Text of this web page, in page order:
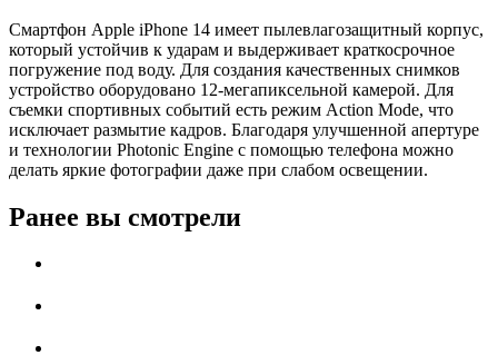
Смартфон Apple iPhone 14 имеет пылевлагозащитный корпус,
который устойчив к ударам и выдерживает краткосрочное
погружение под воду. Для создания качественных снимков
устройство оборудовано 12-мегапиксельной камерой. Для
съемки спортивных событий есть режим Action Mode, что
исключает размытие кадров. Благодаря улучшенной апертуре
и технологии Photonic Engine с помощью телефона можно
делать яркие фотографии даже при слабом освещении.
Ранее вы смотрели